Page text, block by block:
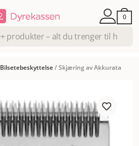
0
Bilsetebeskyttelse/Skjæring av Akkurata